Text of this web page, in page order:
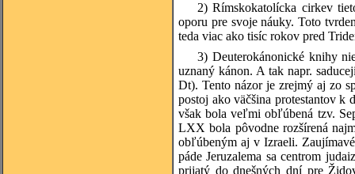
2) Rímskokatolícka cirkev
oporu pre svoje náuky. Toto
teda viac ako tisíc rokov pred
3) Deuterokánonické knihy
uznaný kánon. A tak napr.
Dt). Tento názor je zrejmý aj zo
postoj ako väčšina protestantov
však bola veľmi obľúbená tzv.
LXX bola pôvodne rozšírená
obľúbeným aj v Izraeli.
páde Jeruzalema sa centrom
prijatý do dnešných dní pre